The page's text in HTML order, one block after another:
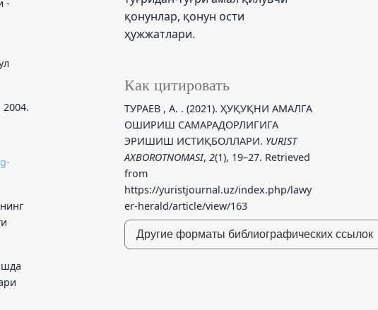
қонунлар, қонун ости
ҳужжатлари.
Как цитировать
ТУРАЕВ , А. . (2021). ҲУҚУҚНИ АМАЛГА
ОШИРИШ САМАРАДОРЛИГИГА
ЭРИШИШ ИСТИҚБОЛЛАРИ. YURIST
AXBOROTNOMASI, 2(1), 19–27. Retrieved
from
https://yuristjournal.uz/index.php/lawy
er-herald/article/view/163
Другие форматы библиографических ссылок
-